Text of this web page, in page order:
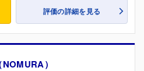
評価の詳細を見る
）